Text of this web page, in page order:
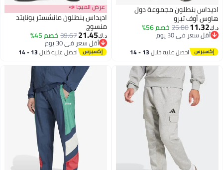
بنطلون مجموعة دول
تيرو
25.80خصم 56%
في 30 يوم
في 30 يوم
احصل عليه خلال 13 - 14
عرض الميجا 📣
اديداس بنطلون مانشستر يونايتد
21.45
39.67خصم 45%
أقل سعر في 30 يوم
أقل سعر في 30 يوماحصل عليه خلال 13 - 14